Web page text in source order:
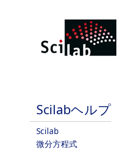
Scilabヘルプ
Scilab
微分方程式